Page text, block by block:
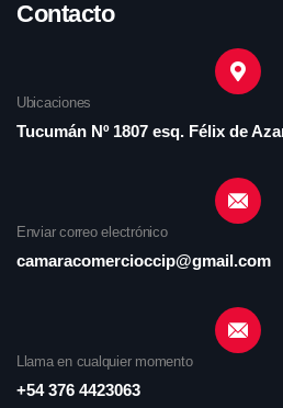
Contacto
Ubicaciones
Tucumán Nº 1807 esq. Félix de
Enviar correo electrónico
camaracomercioccip@gmail.com
Llama en cualquier momento
+54 376 4423063